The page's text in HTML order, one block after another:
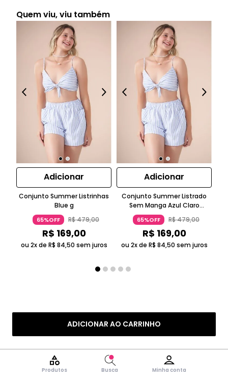
Produtos Busca Minha conta
ADICIONAR AO CARRINHO
Quem viu, viu também
Adicionar
Conjunto Summer Listrinhas
Blue g
65%OFF R$479,00
R$ 169,00
ou 2x de R$ 84,50 sem juros
Adicionar
Conjunto Summer Listrado
Sem Manga Azul Claro
Suntime
65%OFF R$479,00
R$ 169,00
ou 2x de R$ 84,50 sem juros